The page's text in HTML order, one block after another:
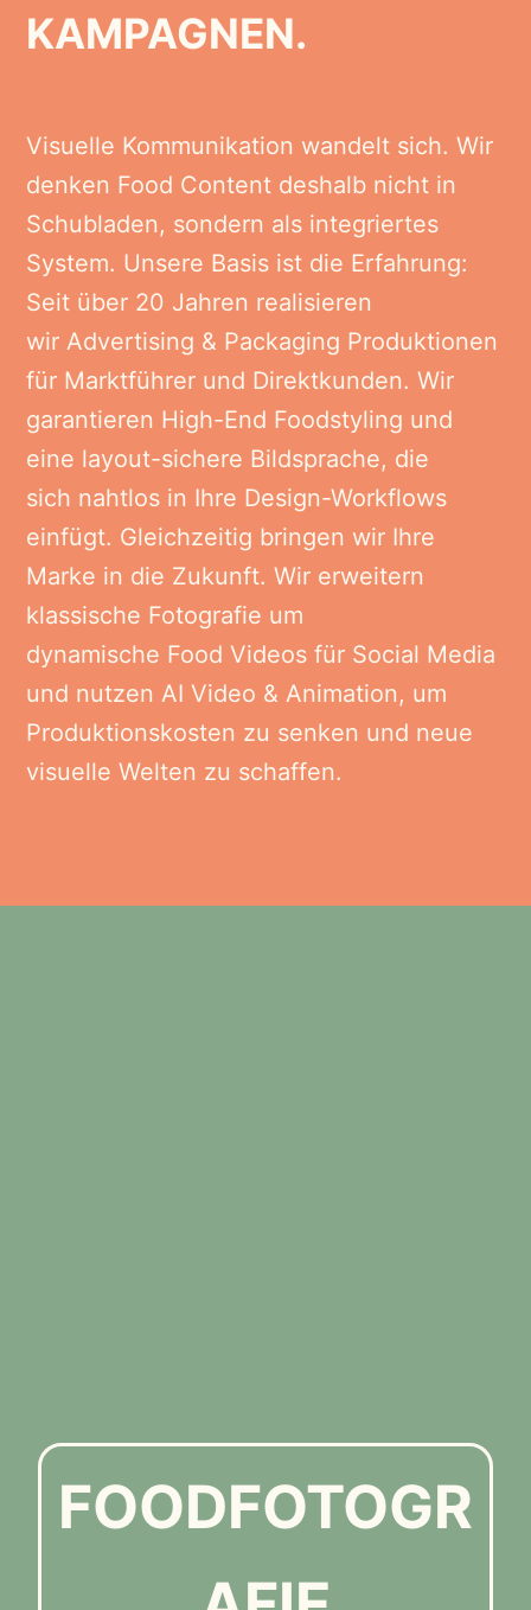
KAMPAGNEN.
Visuelle Kommunikation wandelt sich. Wir
denken Food Content deshalb nicht in
Schubladen, sondern als integriertes
System. Unsere Basis ist die Erfahrung:
Seit über 20 Jahren realisieren
wir Advertising & Packaging Produktionen
für Marktführer und Direktkunden. Wir
garantieren High-End Foodstyling und
eine layout-sichere Bildsprache, die
sich nahtlos in Ihre Design-Workflows
einfügt. Gleichzeitig bringen wir Ihre
Marke in die Zukunft. Wir erweitern
klassische Fotografie um
dynamische Food Videos für Social Media
und nutzen AI Video & Animation, um
Produktionskosten zu senken und neue
visuelle Welten zu schaffen.
FOODFOTOGR